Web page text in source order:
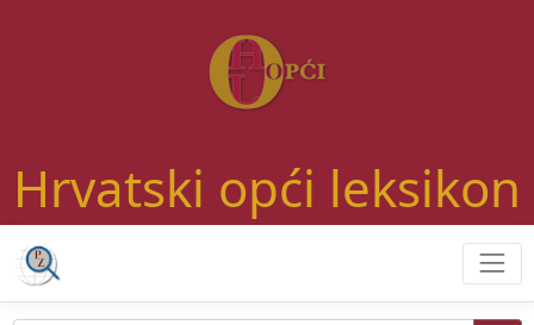
Hrvatski opći leksikon